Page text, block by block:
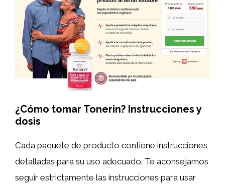
¿Cómo tomar Tonerin? Instrucciones y
dosis
Cada paquete de producto contiene instrucciones
detalladas para su uso adecuado. Te aconsejamos
seguir estrictamente las instrucciones para usar